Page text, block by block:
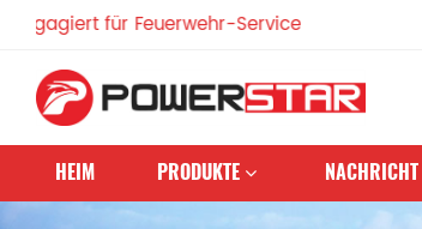
für Feuerwehr-Service
HEIM PRODUKTE NACHRICHT